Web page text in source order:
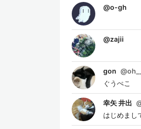
@o-gh
@zajii
gon @
ぐうぺこ
幸矢 井出
はじめまし